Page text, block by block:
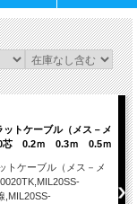
トケーブル（メス－メ
芯 0.2ｍ 0.3ｍ 0.5ｍ
トケーブル（メス－メ
,MIL20SS-